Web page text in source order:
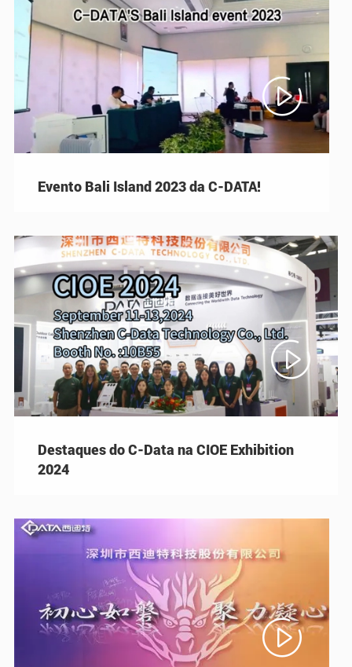

Evento Bali Island 2023 da C-DATA!

Destaques do C-Data na CIOE Exhibition
2024
